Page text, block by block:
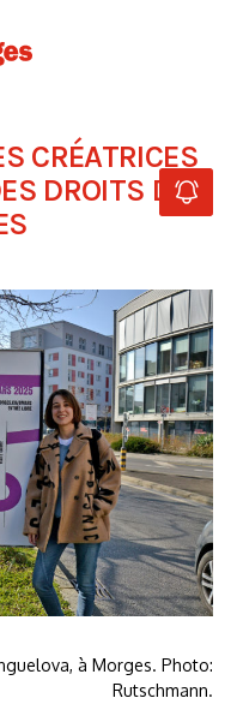
CRÉATRICES
DROITS DES
à Morges. Photo:
Rutschmann.